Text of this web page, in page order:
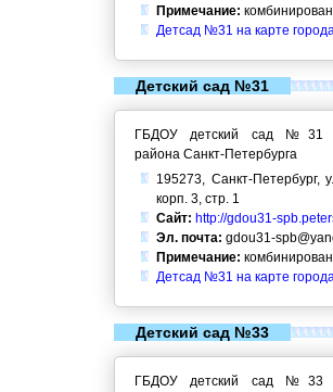
Примечание:
Детсад №31 на карте
Детский сад №31
ГБДОУ детский сад №31
района Санкт-Петербурга
195273, Санкт-Петербург,
корп. 3, стр. 1
Сайт: http://gdou31-
Эл. почта: gdou31-
Примечание:
Детсад №31 на карте
Детский сад №33
ГБДОУ детский сад №33